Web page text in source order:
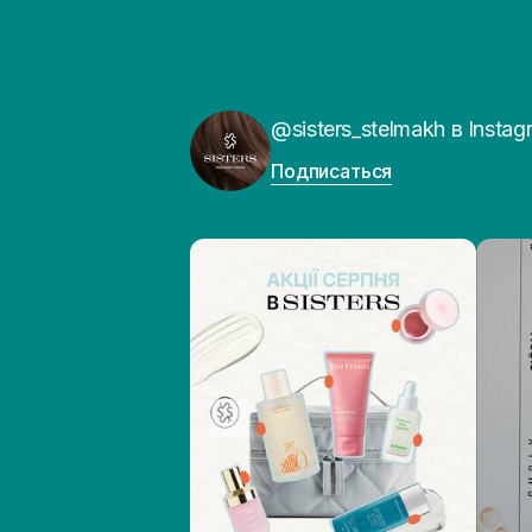
@sisters_stelmakh в
Подписаться